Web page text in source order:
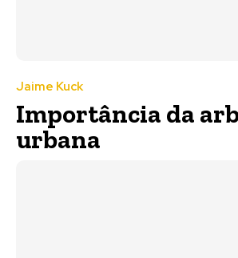
Jaime Kuck
Importância da
urbana